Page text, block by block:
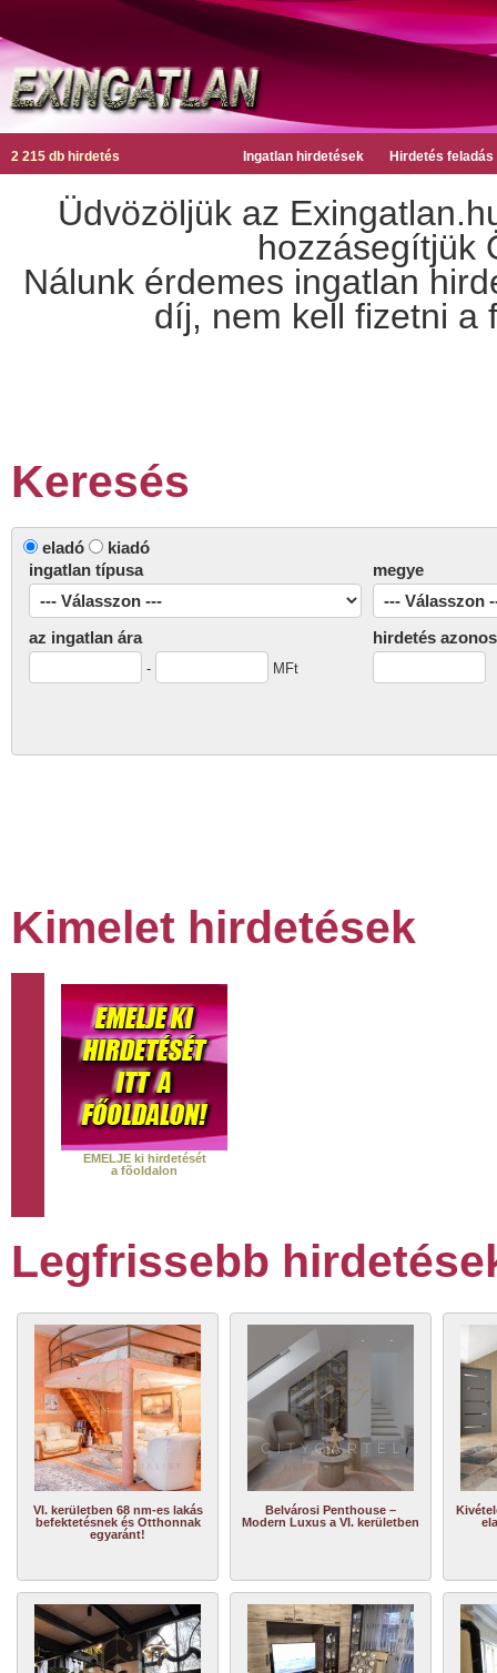
2 215 db hirdetés Ingatlan hirdetések Hirdetés feladás
Üdvözöljük az
hozzásegítjük
Nálunk érdemes ingatlan
díj, nem kell fizetni a
Keresés
eladó
kiadó
ingatlan típusa
megye
az ingatlan ára
- MFt
hirdetés
Kimelet hirdetések
EMELJE ki hirdetését
a fõoldalon
Legfrissebb
VI. kerületben 68 nm-es lakás
befektetésnek és Otthonnak
egyaránt!
Belvárosi Penthouse –
Modern Luxus a VI. kerületben